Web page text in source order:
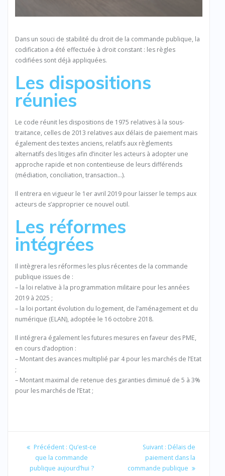
Dans un souci de stabilité du droit de la commande publique, la
codification a été effectuée à droit constant : les règles
codifiées sont déjà appliquées.
Les dispositions
réunies
Le code réunit les dispositions de 1975 relatives à la sous-
traitance, celles de 2013 relatives aux délais de paiement mais
également des textes anciens, relatifs aux règlements
alternatifs des litiges afin d’inciter les acteurs à adopter une
approche rapide et non contentieuse de leurs différends
(médiation, conciliation, transaction…).
Il entrera en vigueur le 1er avril 2019 pour laisser le temps aux
acteurs de s’approprier ce nouvel outil.
Les réformes
intégrées
Il intègrera les réformes les plus récentes de la commande
publique issues de :
– la loi relative à la programmation militaire pour les années
2019 à 2025 ;
– la loi portant évolution du logement, de l’aménagement et du
numérique (ELAN), adoptée le 16 octobre 2018.
Il intégrera également les futures mesures en faveur des PME,
en cours d’adoption :
– Montant des avances multiplié par 4 pour les marchés de l’Etat
;
– Montant maximal de retenue des garanties diminué de 5 à 3%
pour les marchés de l’Etat ;
l’article
Précédent : Article
précédent
:
Qu’est-ce
que la commande
publique aujourd’hui ?
Suivant : Article
suivant
:
Délais de
paiement dans la
commande publique